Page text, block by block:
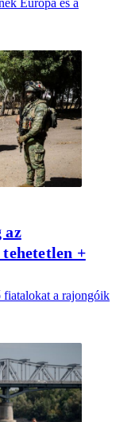
Európa és a
az
+
fiatalokat a rajongóik